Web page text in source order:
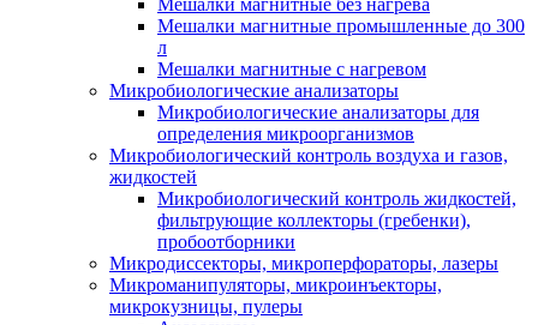
Мешалки магнитные без нагрева
Мешалки магнитные промышленные до 300
л
Мешалки магнитные с нагревом
Микробиологические анализаторы
Микробиологические анализаторы для
определения микроорганизмов
Микробиологический контроль воздуха и газов,
жидкостей
Микробиологический контроль жидкостей,
фильтрующие коллекторы (гребенки),
пробоотборники
Микродиссекторы, микроперфораторы, лазеры
Микроманипуляторы, микроинъекторы,
микрокузницы, пулеры